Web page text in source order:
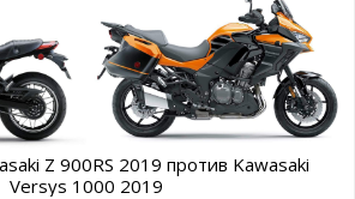
Z 900RS 2019 против Kawasaki
Versys 1000 2019